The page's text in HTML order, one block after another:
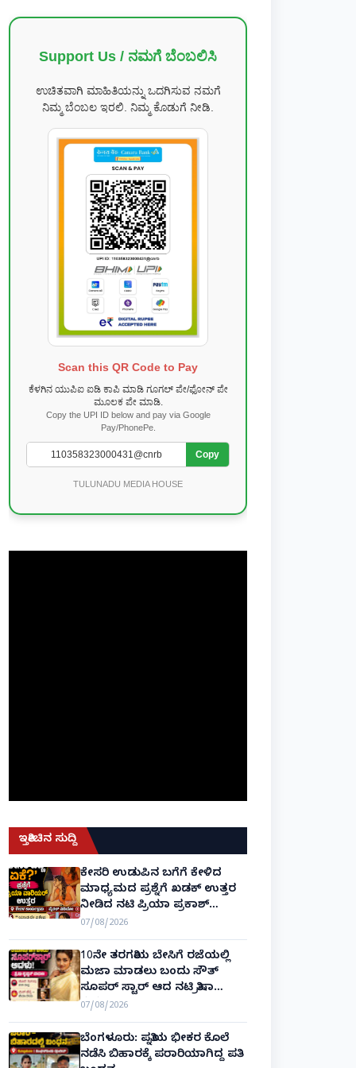
Support Us / ನಮಗೆ ಬೆಂಬಲಿಸಿ
ಉಚಿತವಾಗಿ ಮಾಹಿತಿಯನ್ನು ಒದಗಿಸುವ ನಮಗೆ
ನಿಮ್ಮ ಬೆಂಬಲ ಇರಲಿ. ನಿಮ್ಮ ಕೊಡುಗೆ ನೀಡಿ.
Scan this QR Code to Pay
ಕೆಳಗಿನ ಯುಪಿಐ ಐಡಿ ಕಾಪಿ ಮಾಡಿ ಗೂಗಲ್ ಪೇ/ಫೋನ್ ಪೇ
ಮೂಲಕ ಪೇ ಮಾಡಿ.
Copy the UPI ID below and pay via Google
Pay/PhonePe.
Copy
TULUNADU MEDIA HOUSE
ಇತ್ತೀಚಿನ ಸುದ್ದಿ
ಕೇಸರಿ ಉಡುಪಿನ ಬಗೆಗೆ ಕೇಳಿದ
ಮಾಧ್ಯಮದ ಪ್ರಶ್ನೆಗೆ ಖಡಕ್ ಉತ್ತರ
ನೀಡಿದ ನಟಿ ಪ್ರಿಯಾ ಪ್ರಕಾಶ್
ವಾರಿಯರ್! Priya Prakash Varrier
07/08/2026
10ನೇ ತರಗತಿಯ ಬೇಸಿಗೆ ರಜೆಯಲ್ಲಿ
ಮಜಾ ಮಾಡಲು ಬಂದು ಸೌತ್
ಸೂಪರ್ ಸ್ಟಾರ್ ಆದ ನಟಿ ತ್ರಿಷಾ
ಕೃಷ್ಣನ್!
07/08/2026
ಬೆಂಗಳೂರು: ಪತ್ನಿಯ ಭೀಕರ ಕೊಲೆ
ನಡೆಸಿ ಬಿಹಾರಕ್ಕೆ ಪರಾರಿಯಾಗಿದ್ದ ಪತಿ